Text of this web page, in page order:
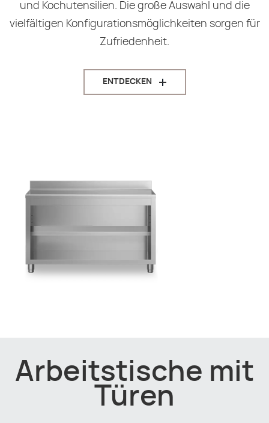
und Kochutensilien. Die große Auswahl und die
vielfältigen Konfigurationsmöglichkeiten sorgen für
Zufriedenheit.
ENTDECKEN
Arbeitstische mit
Türen